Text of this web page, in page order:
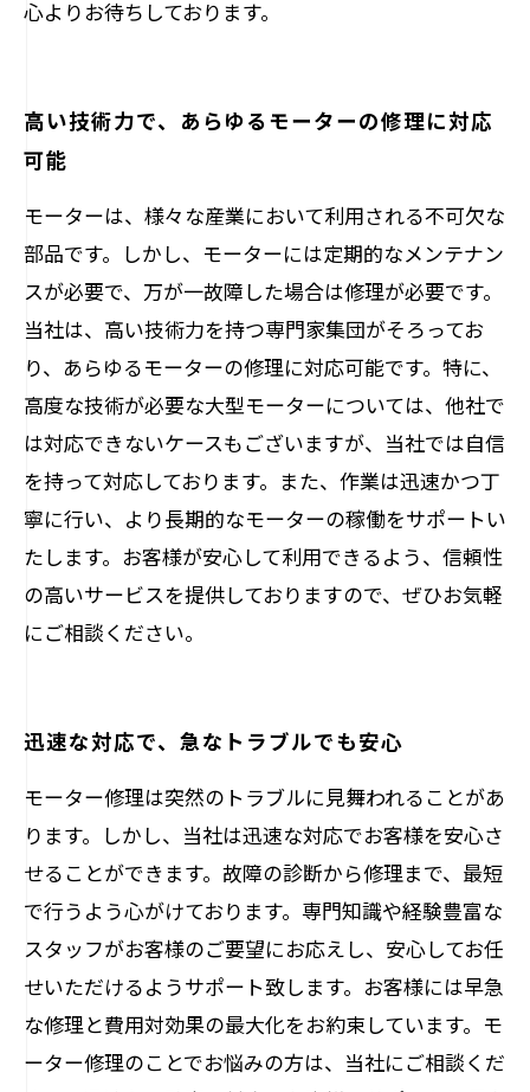
心よりお待ちしております。
高い技術力で、あらゆるモーターの修理に対応
可能
モーターは、様々な産業において利用される不可欠な
部品です。しかし、モーターには定期的なメンテナン
スが必要で、万が一故障した場合は修理が必要です。
当社は、高い技術力を持つ専門家集団がそろってお
り、あらゆるモーターの修理に対応可能です。特に、
高度な技術が必要な大型モーターについては、他社で
は対応できないケースもございますが、当社では自信
を持って対応しております。また、作業は迅速かつ丁
寧に行い、より長期的なモーターの稼働をサポートい
たします。お客様が安心して利用できるよう、信頼性
の高いサービスを提供しておりますので、ぜひお気軽
にご相談ください。
迅速な対応で、急なトラブルでも安心
モーター修理は突然のトラブルに見舞われることがあ
ります。しかし、当社は迅速な対応でお客様を安心さ
せることができます。故障の診断から修理まで、最短
で行うよう心がけております。専門知識や経験豊富な
スタッフがお客様のご要望にお応えし、安心してお任
せいただけるようサポート致します。お客様には早急
な修理と費用対効果の最大化をお約束しています。モ
ーター修理のことでお悩みの方は、当社にご相談くだ